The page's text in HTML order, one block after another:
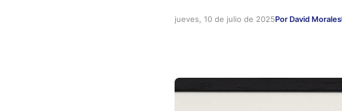
jueves, 10 de julio de 2025Por David Morales